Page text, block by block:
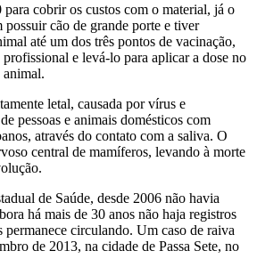
cobrir os custos com o material, já o
cão de grande porte e tiver
até um dos três pontos de vacinação,
e levá-lo para aplicar a dose no
animal.
letal, causada por vírus e
pessoas e animais domésticos com
através do contato com a saliva. O
central de mamíferos, levando à morte
de Saúde, desde 2006 não havia
há mais de 30 anos não haja registros
circulando. Um caso de raiva
de 2013, na cidade de Passa Sete, no